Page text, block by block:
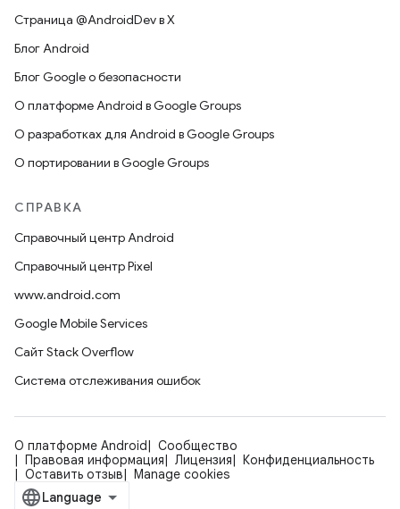
Страница @AndroidDev в X
Блог Android
Блог Google о безопасности
О платформе Android в Google Groups
О разработках для Android в Google Groups
О портировании в Google Groups
СПРАВКА
Справочный центр Android
Справочный центр Pixel
www.android.com
Google Mobile Services
Сайт Stack Overflow
Система отслеживания ошибок
О платформе Android
Сообщество
Правовая информация
Лицензия
Конфиденциальность
Оставить отзыв
Manage cookies